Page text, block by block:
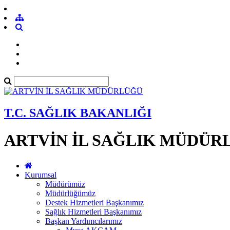
T.C. SAĞLIK BAKANLIĞI
ARTVİN İL SAĞLIK
Kurumsal
Müdürümüz
Müdürlüğümüz
Destek Hizmetleri Başkanımız
Sağlık Hizmetleri Başkanımız
Başkan Yardımcılarımız